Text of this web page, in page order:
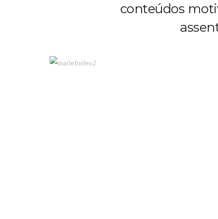
conteúdos